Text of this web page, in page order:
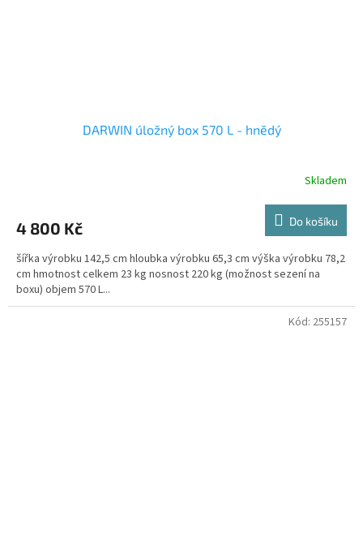
DARWIN úložný box 570 L - hnědý
Skladem
4 800 Kč Do košíku
šířka výrobku 142,5 cm hloubka výrobku 65,3 cm výška výrobku 78,2
cm hmotnost celkem 23 kg nosnost 220 kg (možnost sezení na
boxu) objem 570 L...
Kód: 255157